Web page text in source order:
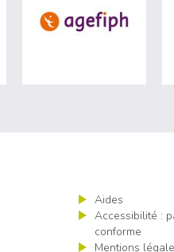
visiter les site de Ministère duvisiter
Aides
Accessibilité :
conforme
Mentions